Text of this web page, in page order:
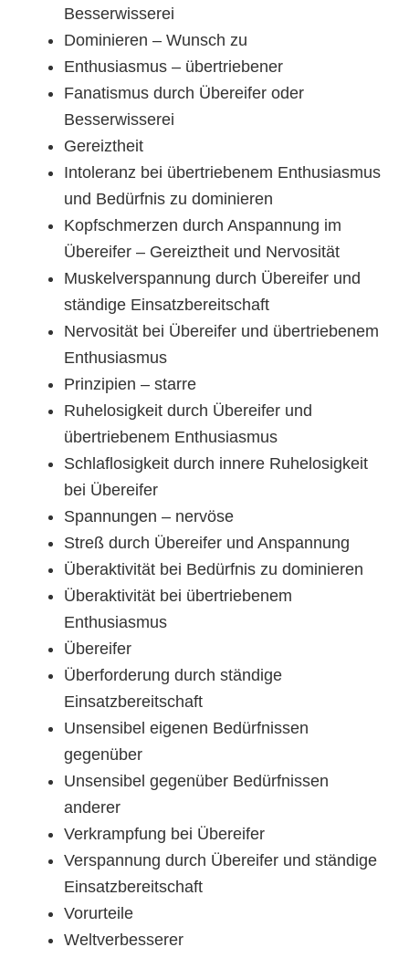
Besserwisserei
Dominieren – Wunsch zu
Enthusiasmus – übertriebener
Fanatismus durch Übereifer oder
Besserwisserei
Gereiztheit
Intoleranz bei übertriebenem Enthusiasmus
und Bedürfnis zu dominieren
Kopfschmerzen durch Anspannung im
Übereifer – Gereiztheit und Nervosität
Muskelverspannung durch Übereifer und
ständige Einsatzbereitschaft
Nervosität bei Übereifer und übertriebenem
Enthusiasmus
Prinzipien – starre
Ruhelosigkeit durch Übereifer und
übertriebenem Enthusiasmus
Schlaflosigkeit durch innere Ruhelosigkeit
bei Übereifer
Spannungen – nervöse
Streß durch Übereifer und Anspannung
Überaktivität bei Bedürfnis zu dominieren
Überaktivität bei übertriebenem
Enthusiasmus
Übereifer
Überforderung durch ständige
Einsatzbereitschaft
Unsensibel eigenen Bedürfnissen
gegenüber
Unsensibel gegenüber Bedürfnissen
anderer
Verkrampfung bei Übereifer
Verspannung durch Übereifer und ständige
Einsatzbereitschaft
Vorurteile
Weltverbesserer